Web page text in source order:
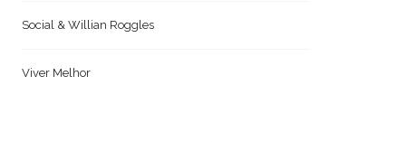
Social & Willian Roggles
Viver Melhor